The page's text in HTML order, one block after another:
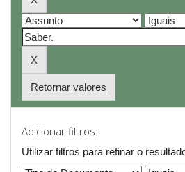
Retornar valores
Adicionar filtros:
Utilizar filtros para refinar o